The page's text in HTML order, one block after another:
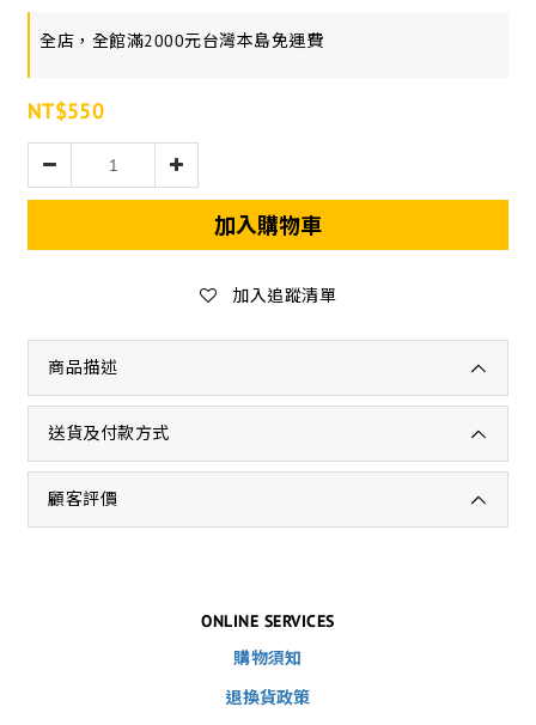
全店，全館滿2000元台灣本島免運費
NT$550
加入購物車
加入追蹤清單
商品描述
送貨及付款方式
顧客評價
ONLINE SERVICES
購物須知
退換貨政策